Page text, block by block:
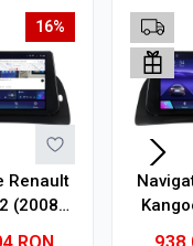
16%
Renault
(2008-
RON